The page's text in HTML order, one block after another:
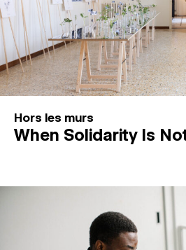
Hors les murs
When Solidarity Is